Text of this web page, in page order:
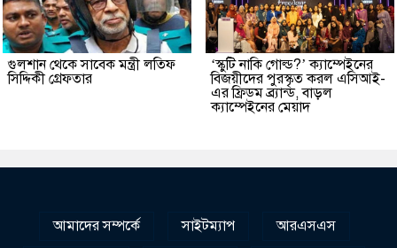
গুলশান থেকে সাবেক মন্ত্রী লতিফ
সিদ্দিকী গ্রেফতার
‘স্কুটি নাকি গোল্ড?’ ক্যাম্পেইনের
বিজয়ীদের পুরস্কৃত করল এসিআই-
এর ফ্রিডম ব্র্যান্ড, বাড়ল
ক্যাম্পেইনের মেয়াদ
আমাদের সম্পর্কে সাইটম্যাপ
আরএসএস